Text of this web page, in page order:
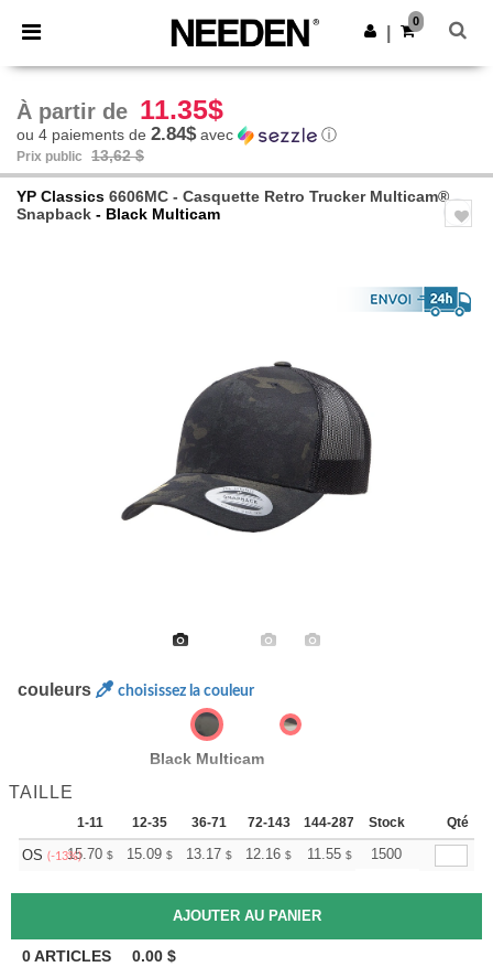
× Appli Needen
Meilleurs prix sur l’app !
Obtenir l'appli
0
À partir de 11.35$
ou 4 paiements de 2.84$avec ⓘ
Prix public 13,62 $
YP Classics 6606MC - Casquette Retro Trucker Multicam®
Snapback - Black Multicam
couleurs choisissez la couleur
Black Multicam
TAILLE
1-11 12-35 36-71 72-143 144-287 288 + Plus
Stock Qté
OS (-13%)15.70 $ 15.09 $ 13.17 $ 12.16 $ 11.55 $ 11.35
1500
0ARTICLES 0.00 $